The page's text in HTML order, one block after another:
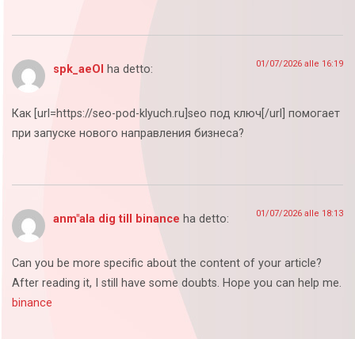
spk_aeOl ha detto: 01/07/2026 alle 16:19
Как [url=https://seo-pod-klyuch.ru]seo под ключ[/url] помогает
при запуске нового направления бизнеса?
anm"ala dig till binance ha detto: 01/07/2026 alle 18:13
Can you be more specific about the content of your article?
After reading it, I still have some doubts. Hope you can help me.
binance